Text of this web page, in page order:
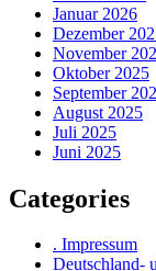
Januar 2026
Dezember
November
Oktober 2025
September
August 2025
Juli 2025
Juni 2025
Categories
. Impressum
Deutschland-